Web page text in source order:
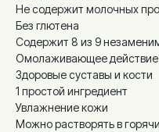
Не содержит молочных
Без глютена
Содержит 8 из 9
Омолаживающее действие
Здоровые суставы и кости
1 простой ингредиент
Увлажнение кожи
Можно растворять в